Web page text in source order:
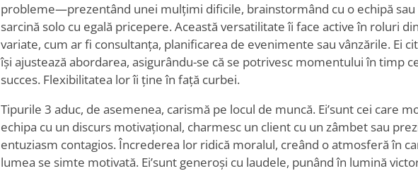
probleme—prezentând unei mulțimi dificile, brainstormând cu o echipă sau
sarcină solo cu egală pricepere. Această versatilitate îi face active în roluri
variate, cum ar fi consultanța, planificarea de evenimente sau vânzările. Ei
își ajustează abordarea, asigurându-se că se potrivesc momentului în timp
succes. Flexibilitatea lor îi ține în față curbei.
Tipurile 3 aduc, de asemenea, carismă pe locul de muncă. Ei’sunt cei care
echipa cu un discurs motivațional, charmesc un client cu un zâmbet sau
entuziasm contagios. Încrederea lor ridică moralul, creând o atmosferă în
lumea se simte motivată. Ei’sunt generoși cu laudele, punând în lumină